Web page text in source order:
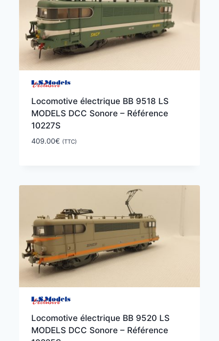
Locomotive électrique BB 9518 LS
MODELS DCC Sonore – Référence
10227S
409.00€ (TTC)
Locomotive électrique BB 9520 LS
MODELS DCC Sonore – Référence